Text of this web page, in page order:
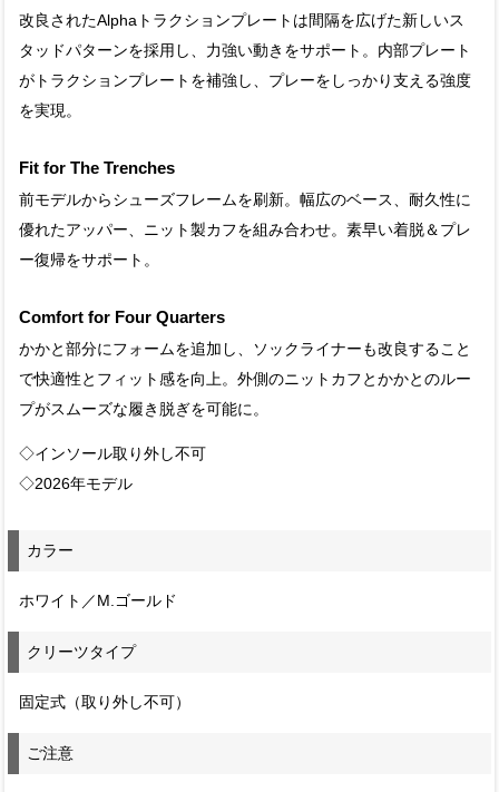
改良されたAlphaトラクションプレートは間隔を広げた新しいス
タッドパターンを採用し、力強い動きをサポート。内部プレート
がトラクションプレートを補強し、プレーをしっかり支える強度
を実現。
Fit for The Trenches
前モデルからシューズフレームを刷新。幅広のベース、耐久性に
優れたアッパー、ニット製カフを組み合わせ。素早い着脱＆プレ
ー復帰をサポート。
Comfort for Four Quarters
かかと部分にフォームを追加し、ソックライナーも改良すること
で快適性とフィット感を向上。外側のニットカフとかかとのルー
プがスムーズな履き脱ぎを可能に。
◇インソール取り外し不可
◇2026年モデル
カラー
ホワイト／M.ゴールド
クリーツタイプ
固定式（取り外し不可）
ご注意